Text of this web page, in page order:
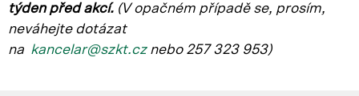
týden před akcí. (V opačném případě se, prosím,
neváhejte dotázat
na kancelar@szkt.cznebo 257 323 953)